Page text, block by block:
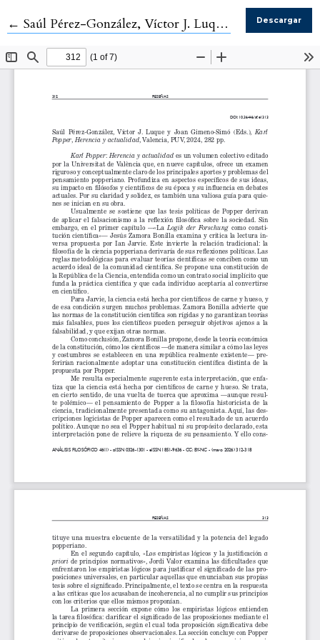
← Volver a los detalles del artículo
Saúl Pérez-González, Víctor J. Luque y Joan Gimeno-Simó (Eds.), Karl Popper, Herencia y actualidad, Valencia, PUV, 2024, 282 pp. Descargar